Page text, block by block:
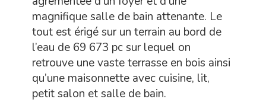
magnifique salle de bain attenante. Le
tout est érigé sur un terrain au bord de
l’eau de 69 673 pc sur lequel on
retrouve une vaste terrasse en bois ainsi
qu’une maisonnette avec cuisine, lit,
petit salon et salle de bain.